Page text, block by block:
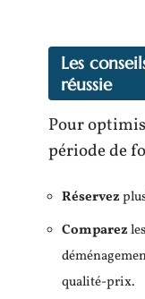
Les
réussie
Pour
période de
Réservez
Comparez
qualité-prix.